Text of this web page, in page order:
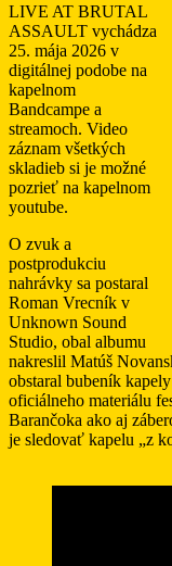
LIVE AT BRUTAL
ASSAULT vychádza
25. mája 2026 v
digitálnej podobe na
kapelnom
Bandcampe a
streamoch. Video
záznam všetkých
skladieb si je možné
pozrieť na kapelnom
youtube.
O zvuk a
postprodukciu
nahrávky sa postaral
Roman Vrecník v
Unknown Sound
Studio, obal albumu
nakreslil Matúš
obstaral bubeník
oficiálneho materiálu
Barančoka ako aj
je sledovať kapelu „z